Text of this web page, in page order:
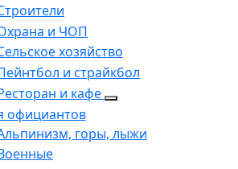
и ЧОП
хозяйство
и страйкбол
и кафе
официантов
горы, лыжи